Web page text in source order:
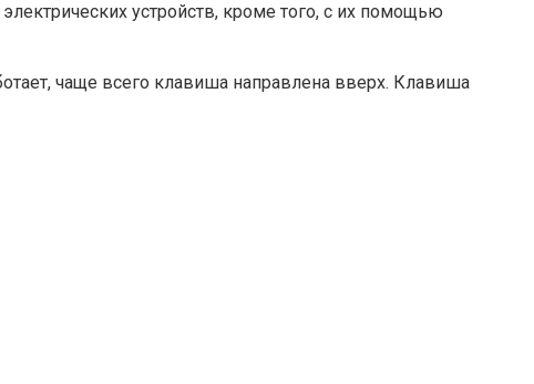
устройств, кроме того, с их помощью
чаще всего клавиша направлена вверх. Клавиша